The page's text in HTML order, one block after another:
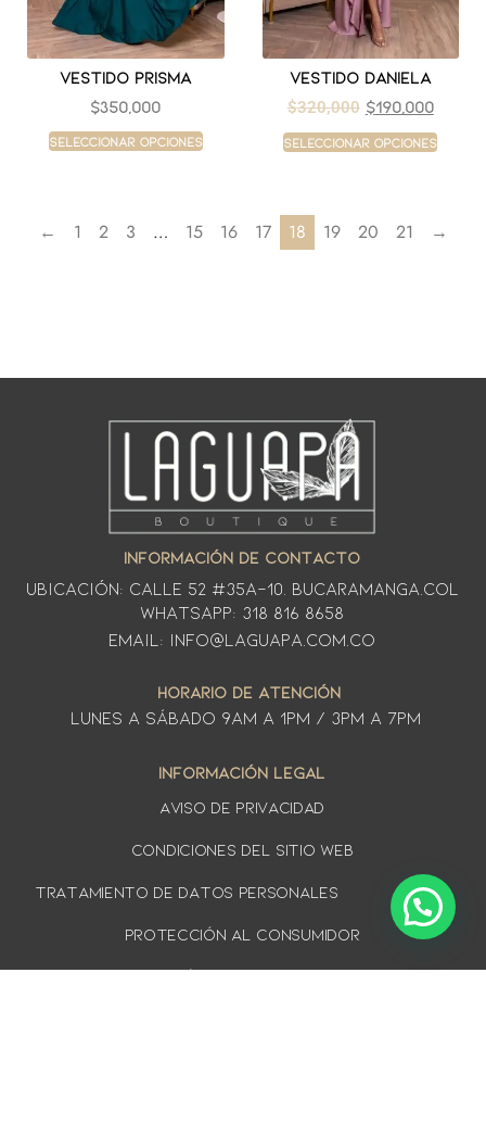
Vestido prisma
$350,000
Seleccionar opciones
Vestido daniela
$320,000 $190,000
Seleccionar opciones
← 1 2 3 … 15 16 17 18 19 20 21 →
INFORMACIÓN DE CONTACTO
Ubicación: CALLE 52 #35A-10. Bucaramanga.Col
WhatsApp: 318 816 8658
Email: info@laguapa.com.co
HORARIO DE ATENCIÓN
LUNES A SÁbado 9am a 1pm / 3pm a 7pm
INFORMACIÓN LEGAL
AVISO DE PRIVACIDAD
Condiciones del sitio web
TRATAMIENTO DE DATOS PERSONALES
PROTECCIÓN AL CONSUMIDOR
Política de cookies